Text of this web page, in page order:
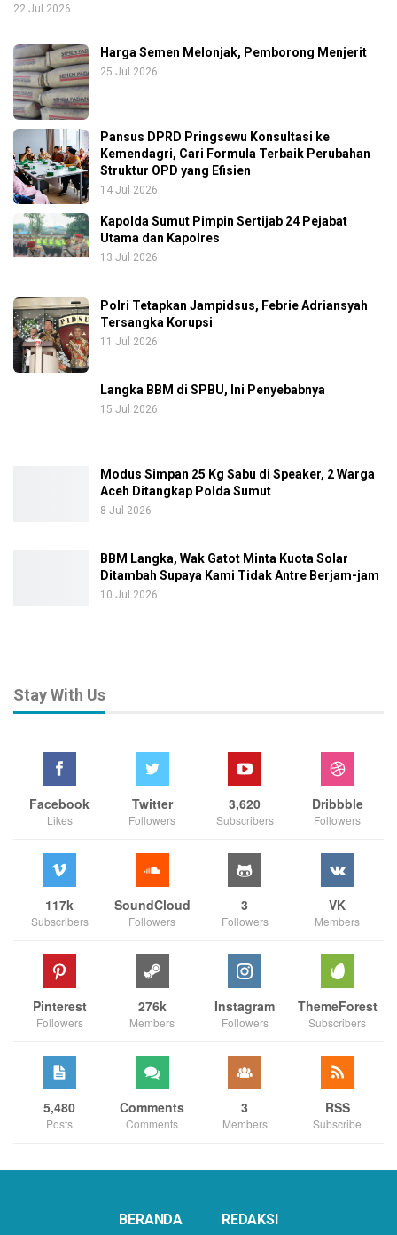
22 Jul 2026
Harga Semen Melonjak, Pemborong Menjerit
25 Jul 2026
Pansus DPRD Pringsewu Konsultasi ke
Kemendagri, Cari Formula Terbaik Perubahan
Struktur OPD yang Efisien
14 Jul 2026
Kapolda Sumut Pimpin Sertijab 24 Pejabat
Utama dan Kapolres
13 Jul 2026
Polri Tetapkan Jampidsus, Febrie Adriansyah
Tersangka Korupsi
11 Jul 2026
Langka BBM di SPBU, Ini Penyebabnya
15 Jul 2026
Modus Simpan 25 Kg Sabu di Speaker, 2 Warga
Aceh Ditangkap Polda Sumut
8 Jul 2026
BBM Langka, Wak Gatot Minta Kuota Solar
Ditambah Supaya Kami Tidak Antre Berjam-jam
10 Jul 2026
Stay With Us
Facebook
Likes
Twitter
Followers
3,620
Subscribers
Dribbble
Followers
117k
Subscribers
SoundCloud
Followers
3
Followers
VK
Members
Pinterest
Followers
276k
Members
Instagram
Followers
ThemeForest
Subscribers
5,480
Posts
Comments
Comments
3
Members
RSS
Subscribe
BERANDA REDAKSI